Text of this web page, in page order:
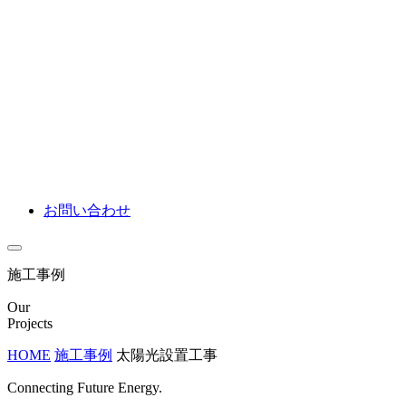
お問い合わせ
施工事例
Our
Projects
HOME 施工事例 太陽光設置工事
Connecting Future Energy.